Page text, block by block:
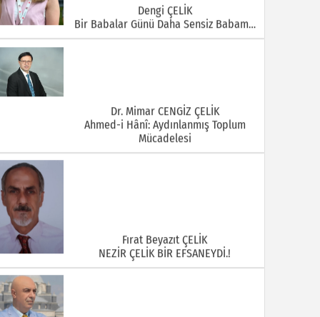
Dengi ÇELİK
Bir Babalar Günü Daha Sensiz Babam…
Dr. Mimar CENGİZ ÇELİK
Ahmed-i Hânî: Aydınlanmış Toplum
Mücadelesi
Fırat Beyazıt ÇELİK
NEZİR ÇELİK BİR EFSANEYDİ.!